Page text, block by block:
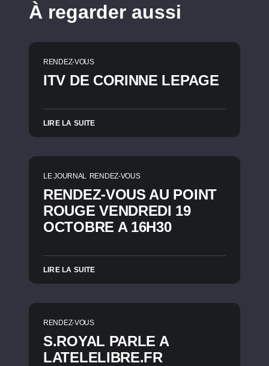
À regarder aussi
RENDEZ-VOUS
ITV DE CORINNE LEPAGE
LIRE LA SUITE
LE JOURNAL RENDEZ-VOUS
RENDEZ-VOUS AU POINT
ROUGE VENDREDI 19
OCTOBRE A 16H30
LIRE LA SUITE
RENDEZ-VOUS
S.ROYAL PARLE A
LATELELIBRE.FR